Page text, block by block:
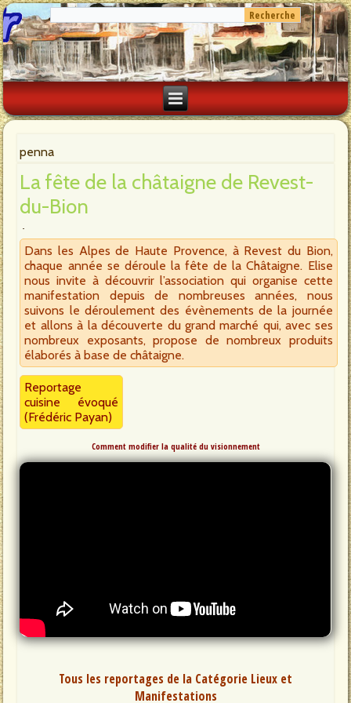
penna
La fête de la châtaigne de Revest-
du-Bion
Dans les Alpes de Haute Provence, à Revest du Bion,
chaque année se déroule la fête de la Châtaigne. Elise
nous invite à découvrir l’association qui organise cette
manifestation depuis de nombreuses années, nous
suivons le déroulement des évènements de la journée
et allons à la découverte du grand marché qui, avec ses
nombreux exposants, propose de nombreux produits
élaborés à base de châtaigne.
Reportage
cuisine évoqué
(Frédéric Payan)
Comment modifier la qualité du visionnement
Tous les reportages de la Catégorie Lieux et
Manifestations